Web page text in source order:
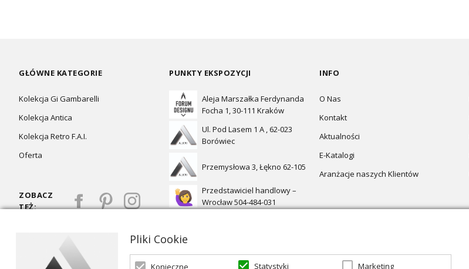
GŁÓWNE KATEGORIE
Kolekcja Gi Gambarelli
Kolekcja Antica
Kolekcja Retro F.A.I.
Oferta
ZOBACZ
TEŻ:
PUNKTY EKSPOZYCJI
Aleja Marszałka Ferdynanda
Focha 1, 30-111 Kraków
Ul. Pod Lasem 1 A , 62-023
Borówiec
Przemysłowa 3, Łękno 62-105
Przedstawiciel handlowy –
Wrocław 504-484-031
INFO
O Nas
Kontakt
Aktualności
E-Katalogi
Aranżacje naszych Klientów
Pliki Cookie
Konieczne Statystyki Marketing